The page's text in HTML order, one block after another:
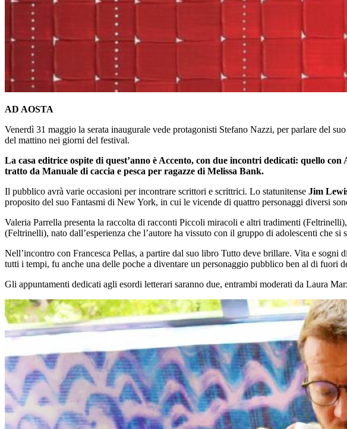
AD AOSTA
Venerdì 31 maggio la serata inaugurale vede protagonisti Stefano Nazzi, per parlare del
del mattino nei giorni del festival.
La casa editrice ospite di quest’anno è Accento, con due incontri dedicati: quello
tratto da Manuale di caccia e pesca per ragazze di Melissa Bank.
Il pubblico avrà varie occasioni per incontrare scrittori e scrittrici. Lo statunitense Jim
proposito del suo Fantasmi di New York, in cui le vicende di quattro personaggi diversi
Valeria Parrella presenta la raccolta di racconti Piccoli miracoli e altri tradimenti
(Feltrinelli), nato dall’esperienza che l’autore ha vissuto con il gruppo di adolescenti che
Nell’incontro con Francesca Pellas, a partire dal suo libro Tutto deve brillare. Vita e
tutti i tempi, fu anche una delle poche a diventare un personaggio pubblico ben al di fuori
Gli appuntamenti dedicati agli esordi letterari saranno due, entrambi moderati da Laura